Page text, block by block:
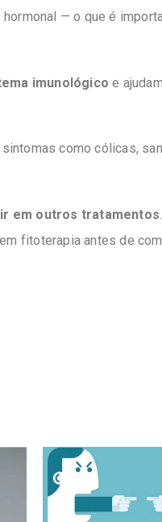
— o que é
imunológico e
como cólicas,
em outros tratamentos
fitoterapia antes de